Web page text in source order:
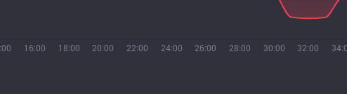
16:00 18:00 20:00 22:00 24:00 26:00 28:00 30:00 32:00